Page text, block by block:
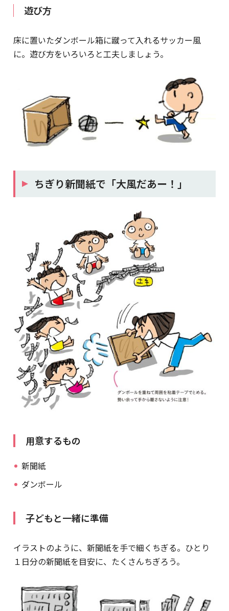
遊び方
床に置いたダンボール箱に蹴って入れるサッカー風
に。遊び方をいろいろと工夫しましょう。
ちぎり新聞紙で「大風だあー！」
用意するもの
新聞紙
ダンボール
子どもと一緒に準備
イラストのように、新聞紙を手で細くちぎる。ひとり
１日分の新聞紙を目安に、たくさんちぎろう。